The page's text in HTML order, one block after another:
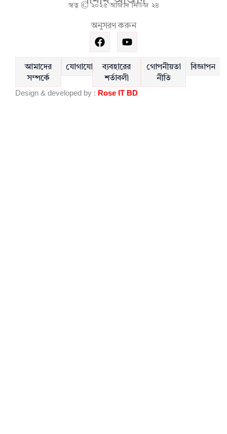
স্বত্ব © ২০২৫ আজাদ নিউজ ২৪
অনুসরণ করুন
F
a
c
e
b
o
o
Y
o
u
t
u
b
e
আমাদের
সম্পর্কে
যোগাযোগ
ব্যবহারের
শর্তাবলী
গোপনীয়তা
নীতি
বিজ্ঞাপন
Design & developed by : Rose IT BD